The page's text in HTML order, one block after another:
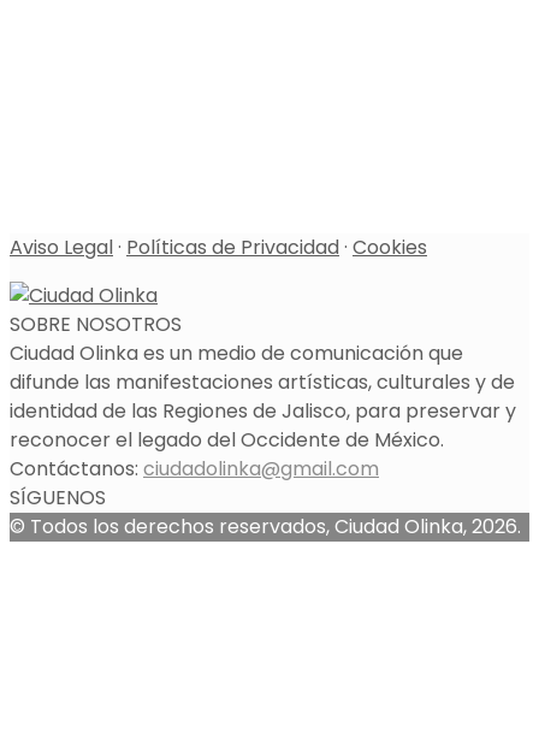
Aviso Legal· Políticas de Privacidad· Cookies
SOBRE NOSOTROS
Ciudad Olinka es un medio de comunicación que
difunde las manifestaciones artísticas, culturales y de
identidad de las Regiones de Jalisco, para preservar y
reconocer el legado del Occidente de México.
Contáctanos: ciudadolinka@gmail.com
SÍGUENOS
© Todos los derechos reservados, Ciudad Olinka, 2026.